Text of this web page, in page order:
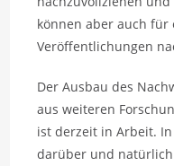
können aber auch für
Veröffentlichungen
Der Ausbau des
aus weiteren
ist derzeit in Arbeit. In
darüber und